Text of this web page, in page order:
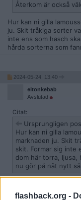
flashback.org -
Återkom är också
Hur kan ni gilla
ju. Skit tråkiga sorter
inte ens som hasch
hårda sorterna som
2024-05-24, 13:40
eltonkebab
Avslutad
Citat:
Ursprungligen
Hur kan ni gilla
marknaden ju. Skit
skit. Formar sig inte
dom här torra, ljusa,
nu gör på nåt nytt
fattigt hasch som